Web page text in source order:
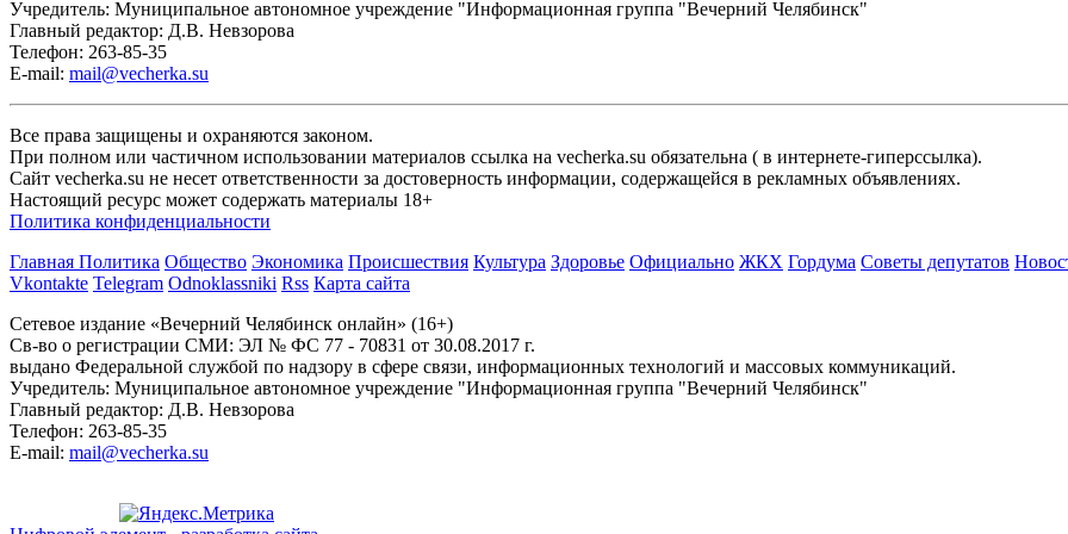
Учредитель: Муниципальное автономное учреждение "Информационная группа "Вечерний Челябинск"
Главный редактор: Д.В. Невзорова
Телефон: 263-85-35
E-mail: mail@vecherka.su
Все права защищены и охраняются законом.
При полном или частичном использовании материалов ссылка на vecherka.su обязательна ( в интернете-гиперссылка).
Сайт vecherka.su не несет ответственности за достоверность информации, содержащейся в рекламных объявлениях.
Настоящий ресурс может содержать материалы 18+
Политика конфиденциальности
Главная Политика Общество Экономика Происшествия Культура Здоровье Официально ЖКХ Гордума Советы депутатов
Vkontakte Telegram Odnoklassniki Rss Карта сайта
Сетевое издание «Вечерний Челябинск онлайн» (16+)
Cв-во о регистрации СМИ: ЭЛ № ФС 77 - 70831 от 30.08.2017 г.
выдано Федеральной службой по надзору в сфере связи, информационных технологий и массовых коммуникаций.
Учредитель: Муниципальное автономное учреждение "Информационная группа "Вечерний Челябинск"
Главный редактор: Д.В. Невзорова
Телефон: 263-85-35
E-mail: mail@vecherka.su